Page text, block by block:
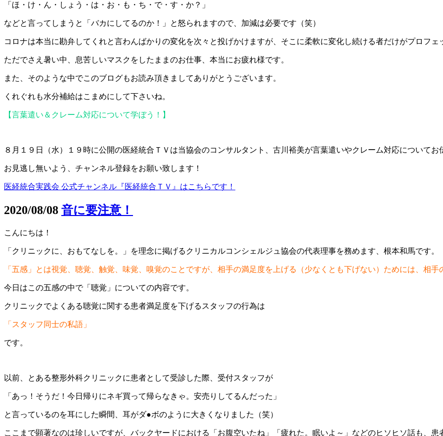
「ほ・け・ん・しょう・は・お・も・ち・で・す・か？」
などと言ってしまうと「バカにしてるのか！」と怒られますので、加減は必要です（笑）
コロナは本当に勘弁してくれと言わんばかりの変化を次々と投げかけますが、そこに柔軟に変化し続ける者だけがプロフェ
ただでさえ暑い中、息苦しいマスクをしたままのお仕事、本当にお疲れ様です。
また、そのような中でこのブログもお読み頂きましてありがとうございます。
くれぐれも水分補給はこまめにして下さいね。
【言葉遣い＆クレーム対応について学ぼう！】
８月１９日（水）１９時に公開の医経統合ＴＶは当協会のコンサルタント、古川裕美が言葉遣いやクレーム対応についてお
お見逃し無いよう、チャンネル登録をお願い致します！
医経統合実践会 公式チャンネル『医経統合ＴＶ』はこちらです！
2020/08/08 音に要注意！
こんにちは！
「クリニックに、おもてなしを。」を理念に掲げるクリニカルコンシェルジュ協会の代表理事を務めます、根本和馬です。
「五感」とは視覚、聴覚、触覚、味覚、嗅覚のことですが、相手の満足度を上げる（少なくとも下げない）ためには、相手
今日はこの五感の中で「聴覚」についての内容です。
クリニックでよくある聴覚に関する患者満足度を下げるスタッフの行為は
「スタッフ同士の私語」
です。
以前、とある整形外科クリニックに患者として受診した際、受付スタッフが
「あっ！そうだ！今日帰りにネギ買って帰らなきゃ。安売りしてるんだった」
と言っているのを耳にした瞬間、耳がダ●ボのように大きくなりました（笑）
ここまで顕著なのは珍しいですが、バックヤードにおける「お腹空いたね」「疲れた。眠いよ～」などのヒソヒソ話も、